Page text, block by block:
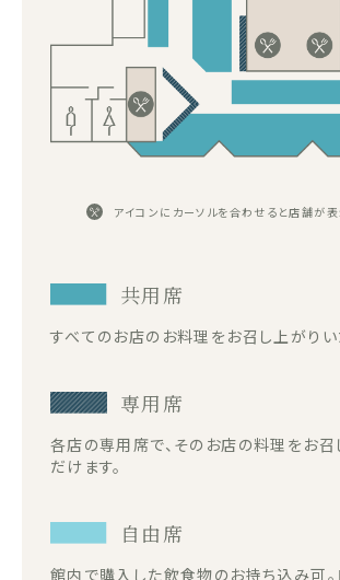
アイコンにカーソルを合わせると店舗が表
共用席
すべてのお店のお料理をお召し上がりい
専用席
各店の専用席で、そのお店の料理をお召
だけます。
自由席
館内で購入した飲食物のお持ち込み可